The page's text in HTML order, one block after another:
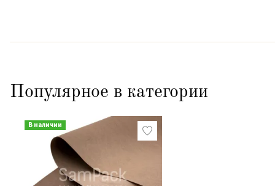
Популярное в категории
В наличии